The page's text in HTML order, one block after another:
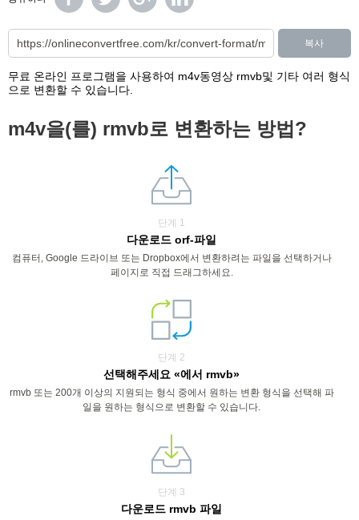
복사
무료 온라인 프로그램을 사용하여 m4v동영상 rmvb및 기타 여러 형식
으로 변환할 수 있습니다.
m4v을(를) rmvb로 변환하는 방법?
단계 1
다운로드 orf-파일
컴퓨터, Google 드라이브 또는 Dropbox에서 변환하려는 파일을 선택하거나
페이지로 직접 드래그하세요.
단계 2
선택해주세요 «에서 rmvb»
rmvb 또는 200개 이상의 지원되는 형식 중에서 원하는 변환 형식을 선택해 파
일을 원하는 형식으로 변환할 수 있습니다.
단계 3
다운로드 rmvb 파일